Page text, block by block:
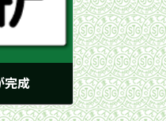
完成